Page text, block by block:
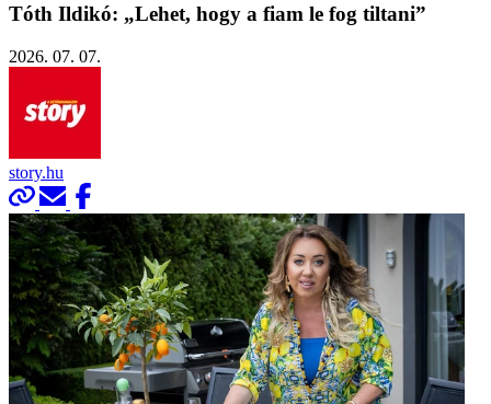
Tóth Ildikó: „Lehet, hogy a fiam le fog tiltani”
2026. 07. 07.
story.hu